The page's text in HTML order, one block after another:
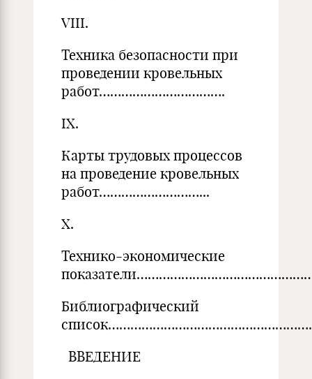
VIII.
Техника безопасности при
проведении кровельных
работ…………………………….
IX.
Карты трудовых процессов
на проведение кровельных
работ………………………...
X.
Технико-экономические
Библиографический
ВВЕДЕНИЕ